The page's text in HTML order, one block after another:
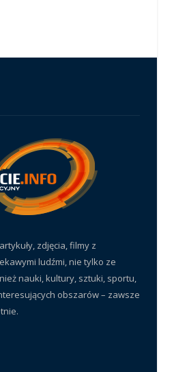
zdjęcia, filmy z
ludźmi, nie tylko ze
nauki, kultury, sztuki, sportu,
obszarów – zawsze